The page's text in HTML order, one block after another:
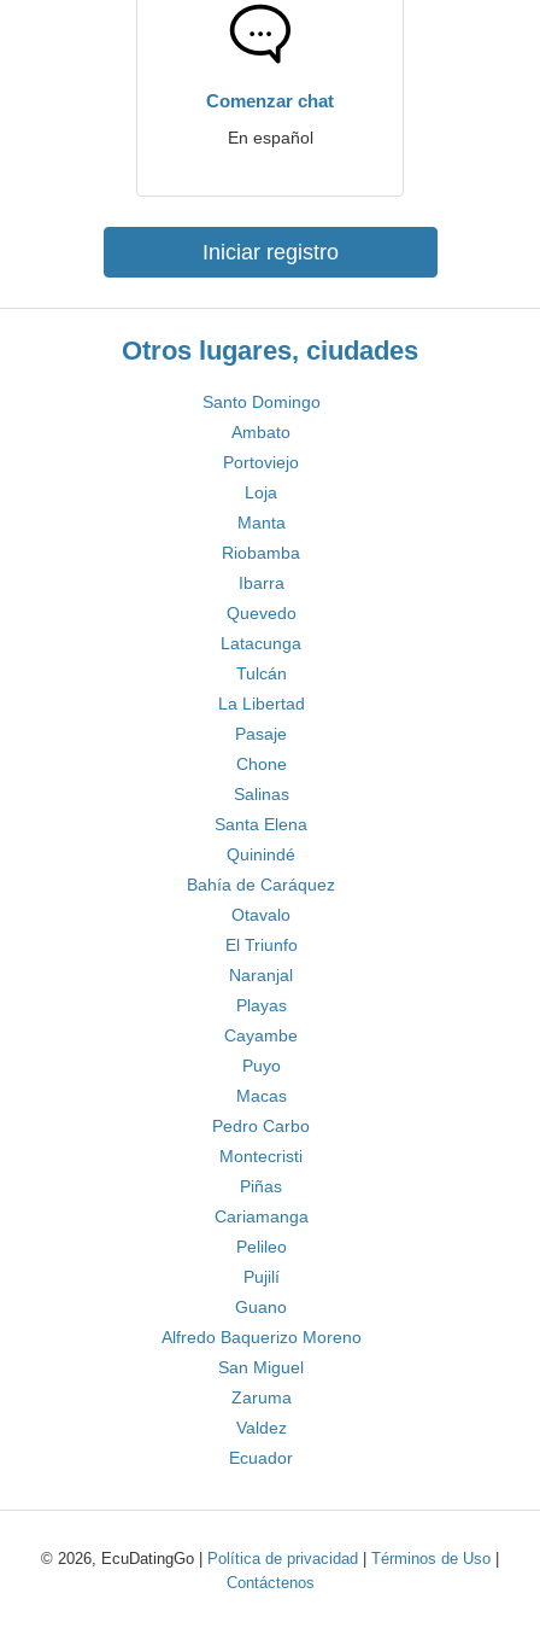
Comenzar chat
En español
Iniciar registro
Otros lugares, ciudades
Santo Domingo
Ambato
Portoviejo
Loja
Manta
Riobamba
Ibarra
Quevedo
Latacunga
Tulcán
La Libertad
Pasaje
Chone
Salinas
Santa Elena
Quinindé
Bahía de Caráquez
Otavalo
El Triunfo
Naranjal
Playas
Cayambe
Puyo
Macas
Pedro Carbo
Montecristi
Piñas
Cariamanga
Pelileo
Pujilí
Guano
Alfredo Baquerizo Moreno
San Miguel
Zaruma
Valdez
Ecuador
© 2026, EcuDatingGo | Política de privacidad Términos de Uso
Contáctenos